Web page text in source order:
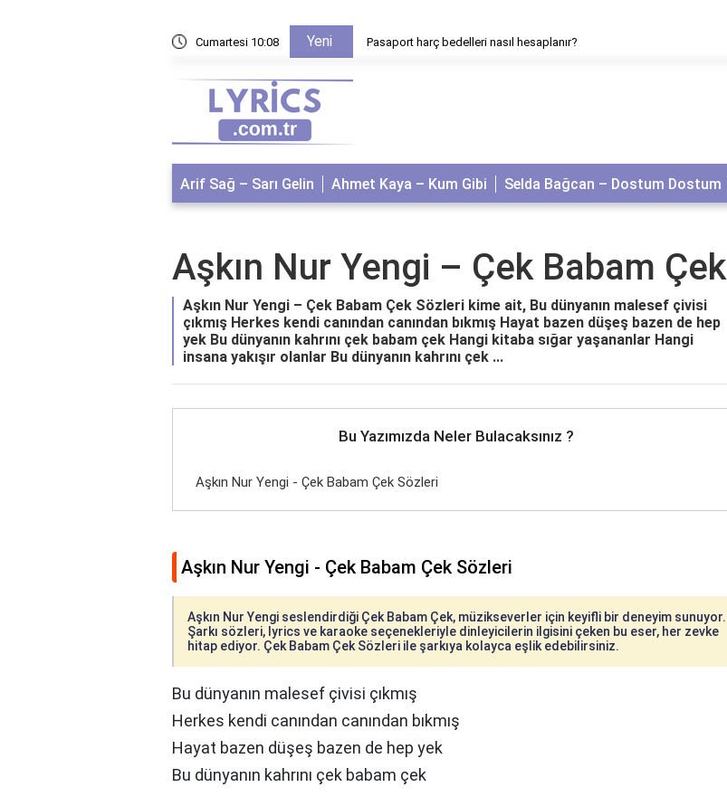
Cumartesi 10:08 Yeni Pasaport harç bedelleri nasıl hesaplanır?
Arif Sağ – Sarı Gelin Ahmet Kaya – Kum Gibi Selda Bağcan – Dostum Dostum
Aşkın Nur Yengi – Çek Babam Çek
Aşkın Nur Yengi – Çek Babam Çek Sözleri kime ait, Bu dünyanın malesef çivisi
çıkmış Herkes kendi canından canından bıkmış Hayat bazen düşeş bazen de hep
yek Bu dünyanın kahrını çek babam çek Hangi kitaba sığar yaşananlar Hangi
insana yakışır olanlar Bu dünyanın kahrını çek ...
Bu Yazımızda Neler Bulacaksınız ?
Aşkın Nur Yengi - Çek Babam Çek Sözleri
Aşkın Nur Yengi - Çek Babam Çek Sözleri
Aşkın Nur Yengi seslendirdiği Çek Babam Çek, müzikseverler için keyifli bir deneyim sunuyor.
Şarkı sözleri, lyrics ve karaoke seçenekleriyle dinleyicilerin ilgisini çeken bu eser, her zevke
hitap ediyor. Çek Babam Çek Sözleri ile şarkıya kolayca eşlik edebilirsiniz.
Bu dünyanın malesef çivisi çıkmış
Herkes kendi canından canından bıkmış
Hayat bazen düşeş bazen de hep yek
Bu dünyanın kahrını çek babam çek